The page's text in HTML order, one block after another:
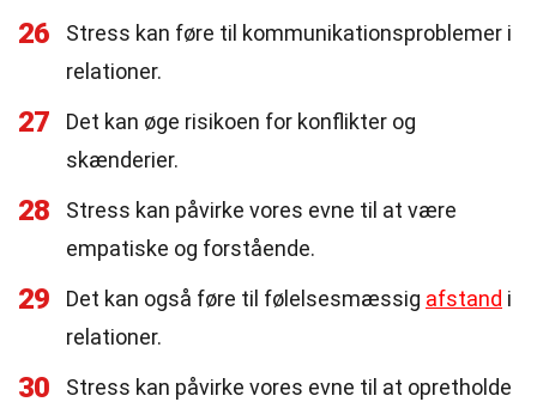
26
Stress kan føre til kommunikationsproblemer i
relationer.
27
Det kan øge risikoen for konflikter og
skænderier.
28
Stress kan påvirke vores evne til at være
empatiske og forstående.
29 Det kan også føre til følelsesmæssig afstand i
relationer.
30 Stress kan påvirke vores evne til at opretholde